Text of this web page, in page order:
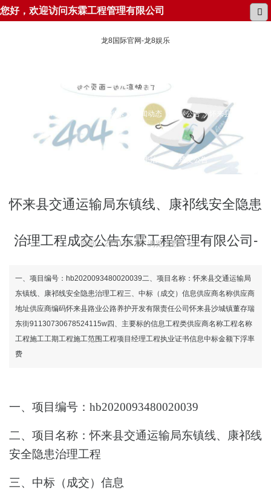
您好，欢迎访问东霖工程管理有限公司
龙8国际官网-龙8娱乐
所在位置： 龙8国际官网-龙8娱乐 新闻动态 招标公告 怀来县交通运输
局东镇线、康祁线安全隐患治理工程成交公告
怀来县交通运输局东镇线、康祁线安全隐患
治理工程成交公告东霖工程管理有限公司-
龙8国际官网
时间：2020-09-28 浏览次数：1
一、项目编号：hb2020093480020039二、项目名称：怀来县交通运输局
东镇线、康祁线安全隐患治理工程三、中标（成交）信息供应商名称供应商
地址供应商编码怀来县路业公路养护开发有限责任公司怀来县沙城镇董存瑞
东街91130730678524115w四、主要标的信息工程类供应商名称工程名称
工程施工工期工程施工范围工程项目经理工程执业证书信息中标金额下浮率
费
一、项目编号： hb2020093480020039
二、项目名称：怀来县交通运输局东镇线、康祁线
安全隐患治理工程
三、中标（成交）信息